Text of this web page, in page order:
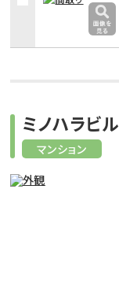
マンション
ミノハラビル